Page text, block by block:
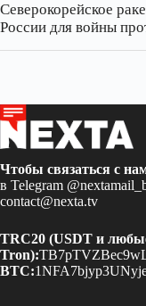
Северокорейское
России для войны
Чтобы связаться с
в Telegram
contact@nexta.tv
TRC20 (USDT и
Tron):
BTC: